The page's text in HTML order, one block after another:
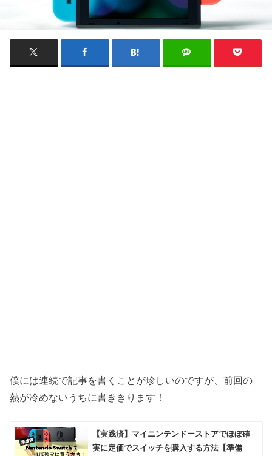
僕には連続で記事を書くことが珍しいのですが、前回の
熱が冷めないうちに書ききります！
【実践済】マイニンテンドーストアでほぼ確
実に定価でスイッチを購入する方法【準備